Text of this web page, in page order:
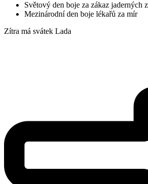
Světový den boje za zákaz jaderných
Mezinárodní den boje lékařů za mír
Zítra má svátek Lada